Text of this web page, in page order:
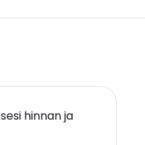
hinnan ja